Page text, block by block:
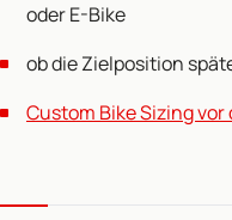
oder E-Bike
ob die Zielposition
Custom Bike Sizing vor